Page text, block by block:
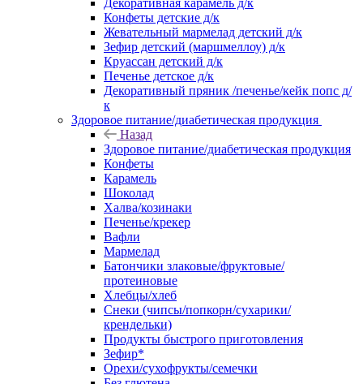
Декоративная карамель д/к
Конфеты детские д/к
Жевательный мармелад детский д/к
Зефир детский (маршмеллоу) д/к
Круассан детский д/к
Печенье детское д/к
Декоративный пряник /печенье/кейк попс д/
к
Здоровое питание/диабетическая продукция
Назад
Здоровое питание/диабетическая продукция
Конфеты
Карамель
Шоколад
Халва/козинаки
Печенье/крекер
Вафли
Мармелад
Батончики злаковые/фруктовые/
протеиновые
Хлебцы/хлеб
Снеки (чипсы/попкорн/сухарики/
крендельки)
Продукты быстрого приготовления
Зефир*
Орехи/сухофрукты/семечки